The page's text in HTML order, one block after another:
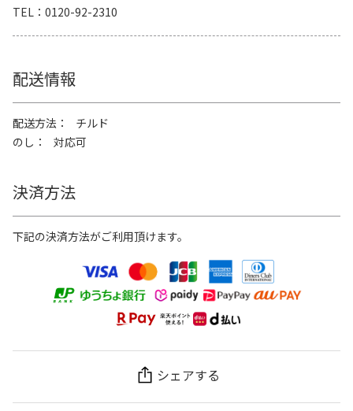
TEL
0120-92-2310
配送情報
配送方法
チルド
のし
対応可
決済方法
下記の決済方法がご利用頂けます。
シェアする